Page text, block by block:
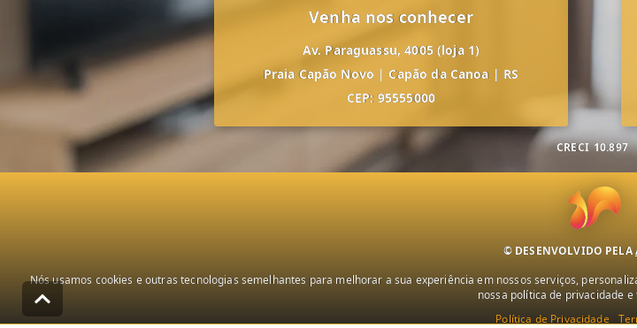
Venha nos conhecer
Av. Paraguassu, 4005 (loja 1)
Praia Capão Novo | Capão da Canoa | RS
CEP: 95555000
CRECI 10.897
© DESENVOLVIDO PELA
Nós usamos cookies e outras tecnologias semelhantes para melhorar a sua experiência em nossos serviços,
nossa política de privacidade
Política de Privacidade